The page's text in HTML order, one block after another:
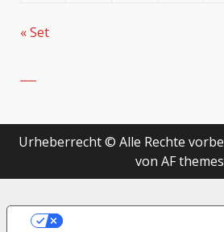
« Set
Urheberrecht © Alle Rechte
von AF